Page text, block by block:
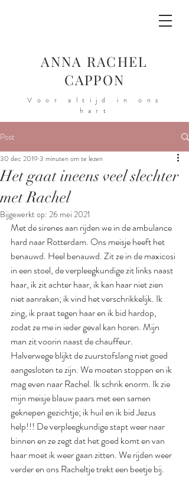
ANNA RACHEL
CAPPON
Voor altijd in ons
hart
Post
Het gaat ineens veel slechter
met Rachel
30 dec 2019 3 minuten om te lezen
Bijgewerkt op: 26 mei 2021
Met de sirenes aan rijden we in de ambulance
hard naar Rotterdam. Ons meisje heeft het
benauwd. Heel benauwd. Zit ze in de maxicosi
in een stoel, de verpleegkundige zit links naast
haar, ik zit achter haar, ik kan haar niet zien
niet aanraken; ik vind het verschrikkelijk. Ik
zing, ik praat tegen haar en ik bid hardop,
zodat ze me in ieder geval kan horen. Mijn
man zit voorin naast de chauffeur.
Halverwege blijkt de zuurstofslang niet goed
aangesloten te zijn. We moeten stoppen en ik
mag even naar Rachel. Ik schrik enorm. Ik zie
mijn meisje blauw paars met een samen
geknepen gezichtje; ik huil en ik bid Jezus
help!!! De verpleegkundige stapt weer naar
binnen en ze zegt dat het goed komt en van
haar moet ik weer gaan zitten. We rijden weer
verder en ons Racheltje trekt een beetje bij.